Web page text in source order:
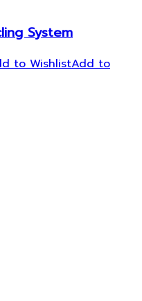
System
to WishlistAdd to